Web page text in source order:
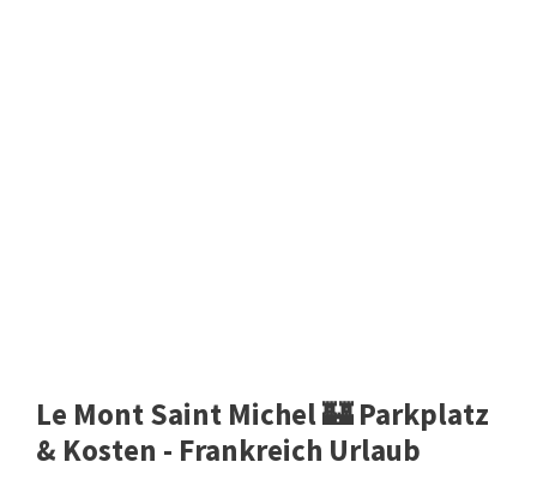
Le Mont Saint Michel 🏰 Parkplatz
& Kosten - Frankreich Urlaub